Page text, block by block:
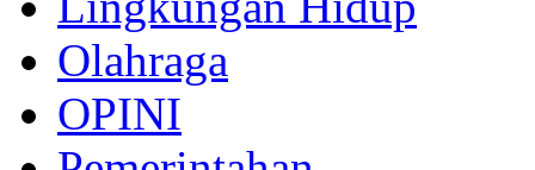
Olahraga
OPINI